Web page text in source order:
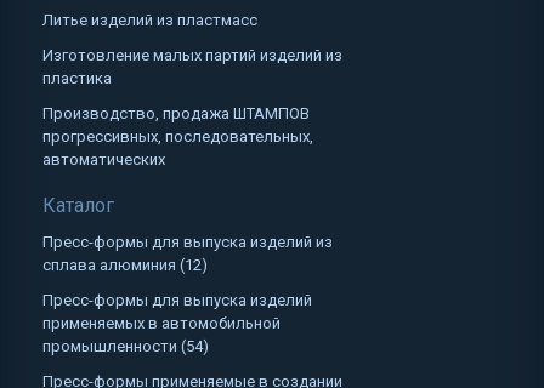
Литье изделий из пластмасс
Изготовление малых партий изделий из
пластика
Производство, продажа ШТАМПОВ
прогрессивных, последовательных,
автоматических
Каталог
Пресс-формы для выпуска изделий из
сплава алюминия (12)
Пресс-формы для выпуска изделий
применяемых в автомобильной
промышленности (54)
Пресс-формы применяемые в создании